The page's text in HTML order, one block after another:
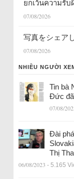
ยกเว้นความรั
07/08/2026
写真をシェア
07/08/2026
NHIỀU NGƯỜI
Tin bà
Đức
07/08/
Đài
Thị
06/08/2023 - 5.165